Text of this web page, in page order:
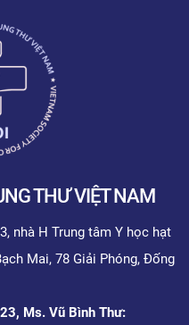
THƯ VIỆT NAM
nhà H Trung tâm Y học hạt
Mai, 78 Giải Phóng, Đống
Ms. Vũ Bình Thư: